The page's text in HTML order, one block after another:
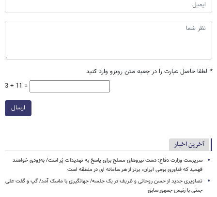
* لطفا حاصل عبارت را در جعبه متن روبرو وارد کنید
3 + 11 =
ارسال
آخرین اخبار
سرپرست وزارت دفاع: دست نیروهای مسلح برای پاسخ به تهدیدات پُر است/ به‌زودی خواهند
فهمید که فناوری بومی ایران، برتر از هر سامانه ای در منطقه است
تصاویری جدید از حسن روحانی و ظریف در یک جلسه/ جهانگیری با ماسک آمد/ گپ و گفت علی
جنتی با رئیس جمهور سابق